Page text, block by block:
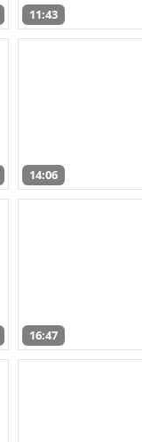
11:43
14:06
16:47